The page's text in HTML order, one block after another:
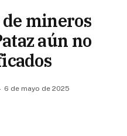
mineros
aún no
6 de mayo de 2025